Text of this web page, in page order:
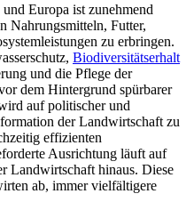
Europa ist zunehmend
Nahrungsmitteln, Futter,
zu erbringen.
Biodiversitätserhalt
und die Pflege der
dem Hintergrund spürbarer
auf politischer und
der Landwirtschaft zu
effizienten
Ausrichtung läuft auf
Landwirtschaft hinaus. Diese
ab, immer vielfältigere